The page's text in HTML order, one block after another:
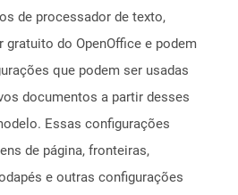
de processador de texto,
do OpenOffice e podem
que podem ser usadas
documentos a partir desses
Essas configurações
de página, fronteiras,
e outras configurações